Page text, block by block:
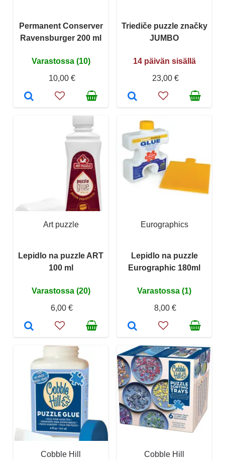
Permanent Conserver
Ravensburger 200 ml
Varastossa (10)
10,00 €
Triediče puzzle značky
JUMBO
14 päivän sisällä
23,00 €
Art puzzle
Lepidlo na puzzle ART
100 ml
Varastossa (20)
6,00 €
Eurographics
Lepidlo na puzzle
Eurographic 180ml
Varastossa (1)
8,00 €
Cobble Hill Cobble Hill